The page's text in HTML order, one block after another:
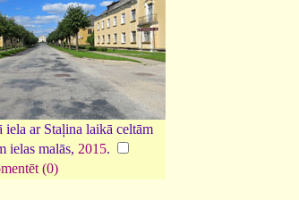
iela ar Staļina laikā celtām
ielas malās, 2015.
(0)